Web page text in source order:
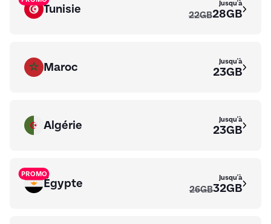
Tunisie 22GB
Jusqu'à
28GB
Maroc Jusqu'à
23GB
Algérie Jusqu'à
23GB
PROMO
Égypte 26GB
Jusqu'à
32GB